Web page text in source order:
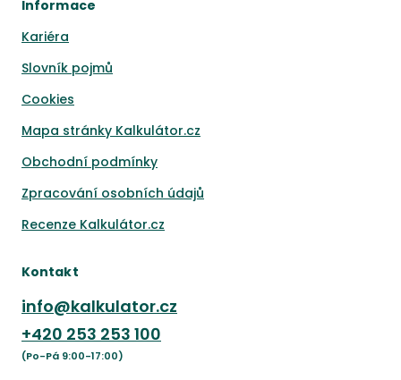
Informace
Kariéra
Slovník pojmů
Cookies
Mapa stránky Kalkulátor.cz
Obchodní podmínky
Zpracování osobních údajů
Recenze Kalkulátor.cz
Kontakt
info@kalkulator.cz
+420 253 253 100
(Po-Pá 9:00-17:00)